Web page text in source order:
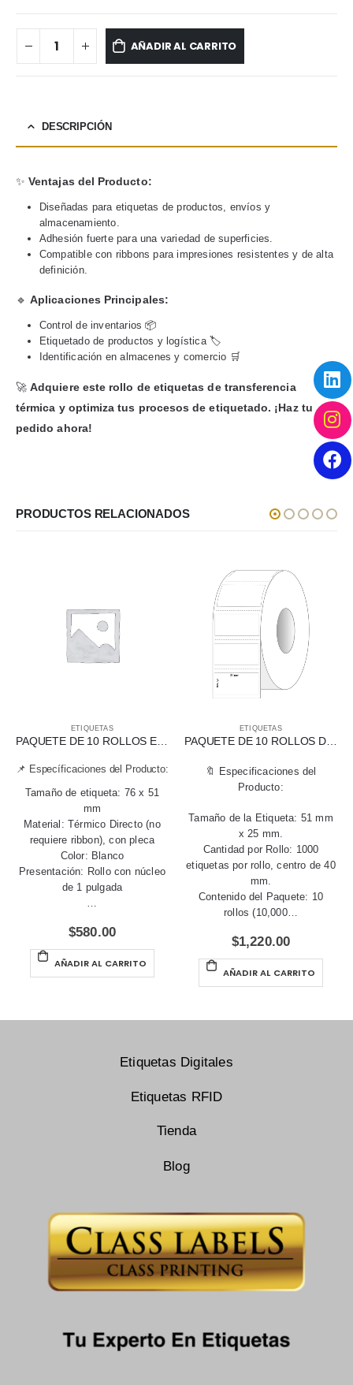
AÑADIR AL CARRITO
DESCRIPCIÓN
✨Ventajas del Producto:
Diseñadas para etiquetas de productos, envíos y
almacenamiento.
Adhesión fuerte para una variedad de superficies.
Compatible con ribbons para impresiones resistentes y de alta
definición.
🔹Aplicaciones Principales:
Control de inventarios 📦
Etiquetado de productos y logística 🏷️
Identificación en almacenes y comercio 🛒
🚀Adquiere este rollo de etiquetas de transferencia
térmica y optimiza tus procesos de etiquetado. ¡Haz tu
pedido ahora!
PRODUCTOS RELACIONADOS
ETIQUETAS
📌 Específicaciones del Producto:
Tamaño de etiqueta: 76 x 51
mm
Material: Térmico Directo (no
requiere ribbon), con pleca
Color: Blanco
Presentación: Rollo con núcleo
de 1 pulgada
…
$580.00
AÑADIR AL CARRITO
ETIQUETAS
🔖 Especificaciones del
Producto:
Tamaño de la Etiqueta: 51 mm
x 25 mm.
Cantidad por Rollo: 1000
etiquetas por rollo, centro de 40
mm.
Contenido del Paquete: 10
rollos (10,000…
$1,220.00
AÑADIR AL CARRITO
Etiquetas Digitales
Etiquetas RFID
Tienda
Blog